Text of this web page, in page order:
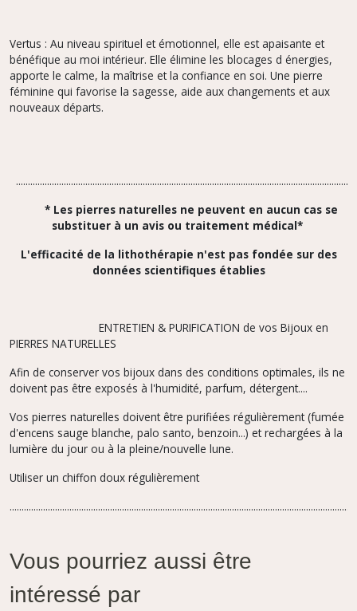
Vertus : Au niveau spirituel et émotionnel, elle est apaisante et
bénéfique au moi intérieur. Elle élimine les blocages d énergies,
apporte le calme, la maîtrise et la confiance en soi. Une pierre
féminine qui favorise la sagesse, aide aux changements et aux
nouveaux départs.
* Les pierres naturelles ne peuvent en aucun cas se
substituer à un avis ou traitement médical*
L'efficacité de la lithothérapie n'est pas fondée sur des
données scientifiques établies
ENTRETIEN & PURIFICATION de vos Bijoux en
PIERRES NATURELLES
Afin de conserver vos bijoux dans des conditions optimales, ils ne
doivent pas être exposés à l'humidité, parfum, détergent....
Vos pierres naturelles doivent être purifiées régulièrement (fumée
d'encens sauge blanche, palo santo, benzoin...) et rechargées à la
lumière du jour ou à la pleine/nouvelle lune.
Utiliser un chiffon doux régulièrement
Vous pourriez aussi être
intéressé par